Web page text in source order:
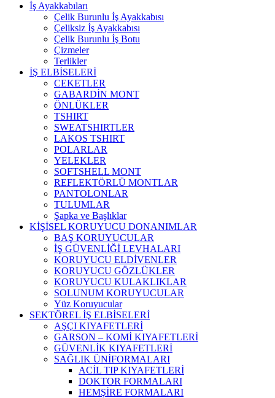
İş Ayakkabıları
Çelik Burunlu İş Ayakkabısı
Çeliksiz İş Ayakkabısı
Çelik Burunlu İş Botu
Çizmeler
Terlikler
İŞ ELBİSELERİ
CEKETLER
GABARDİN MONT
ÖNLÜKLER
TSHIRT
SWEATSHIRTLER
LAKOS TSHIRT
POLARLAR
YELEKLER
SOFTSHELL MONT
REFLEKTÖRLÜ MONTLAR
PANTOLONLAR
TULUMLAR
Şapka ve Başlıklar
KİŞİSEL KORUYUCU DONANIMLAR
BAŞ KORUYUCULAR
İŞ GÜVENLİĞİ LEVHALARI
KORUYUCU ELDİVENLER
KORUYUCU GÖZLÜKLER
KORUYUCU KULAKLIKLAR
SOLUNUM KORUYUCULAR
Yüz Koruyucular
SEKTÖREL İŞ ELBİSELERİ
AŞÇI KIYAFETLERİ
GARSON – KOMİ KIYAFETLERİ
GÜVENLİK KIYAFETLERİ
SAĞLIK ÜNİFORMALARI
ACİL TIP KIYAFETLERİ
DOKTOR FORMALARI
HEMŞİRE FORMALARI